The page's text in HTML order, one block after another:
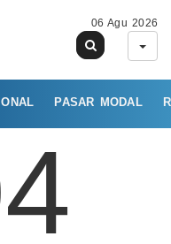
06 Agu 2026
PASAR MODAL